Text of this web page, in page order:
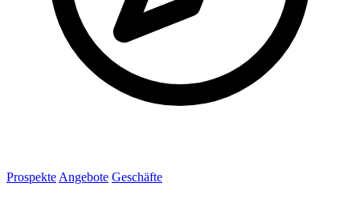
Prospekte Angebote Geschäfte